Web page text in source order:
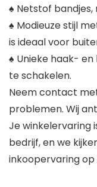
♠ Netstof
♠ Modieuze stijl
is ideaal voor
♠ Unieke haak- en
te schakelen.
Neem contact
problemen. Wij
Je winkelervaring
bedrijf, en we
inkoopervaring